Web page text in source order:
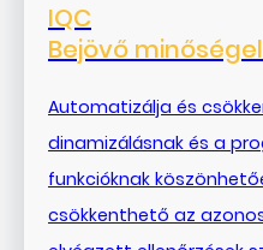
IQC
Bejövő
Automatizálja és
dinamizálásnak és a
funkcióknak
csökkenthető az